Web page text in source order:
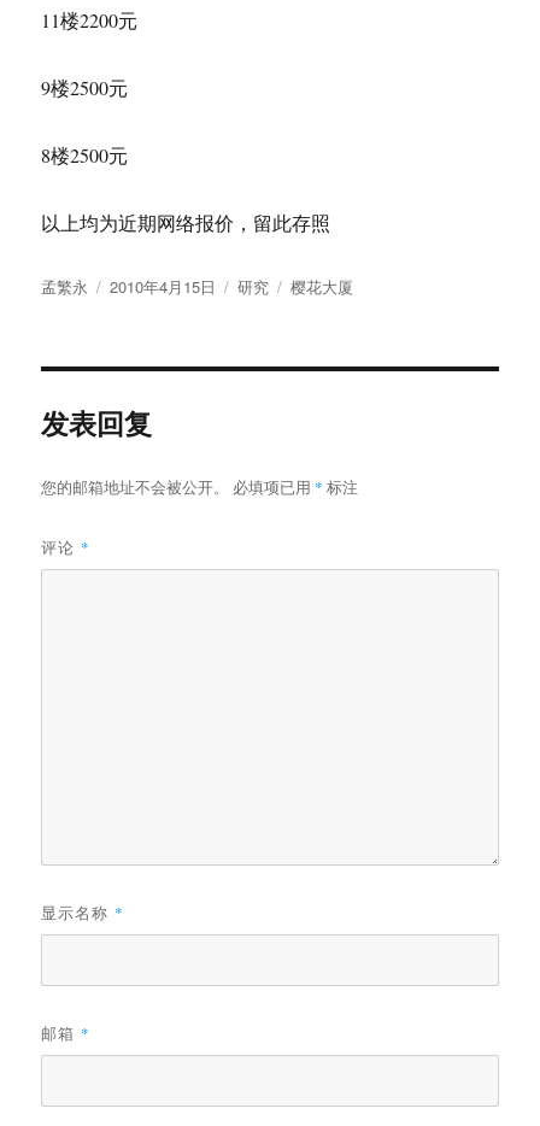
11楼2200元
9楼2500元
8楼2500元
以上均为近期网络报价，留此存照
作
孟繁永
发
2010年4月15日
分
研究
标
樱花大厦
发表回复
您的邮箱地址不会被公开。 必填项已用 * 标注
评论 *
显示名称 *
邮箱 *